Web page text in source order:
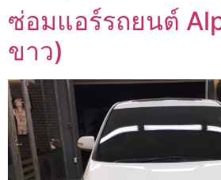
ซ่อมแอร์รถยนต์
ขาว)